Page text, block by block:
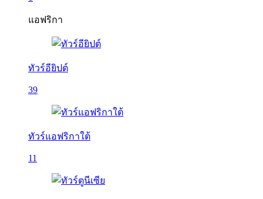
แอฟริกา
ทัวร์อียิปต์
39
ทัวร์แอฟริกาใต้
11